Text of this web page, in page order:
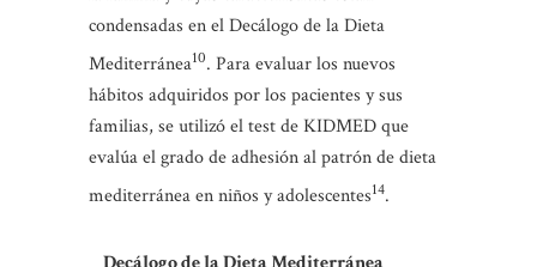
condensadas en el Decálogo de la Dieta
Mediterránea10. Para evaluar los nuevos
hábitos adquiridos por los pacientes y sus
familias, se utilizó el test de KIDMED que
evalúa el grado de adhesión al patrón de dieta
mediterránea en niños y adolescentes14.